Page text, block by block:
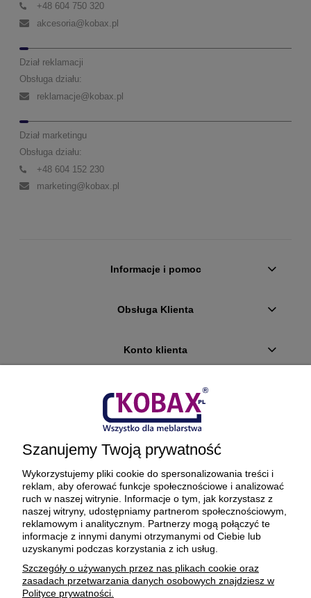
+48 604 750 320
akcesoria@kobax.pl
Dział reklamacji
Obsługa działu:
reklamacje@kobax.pl
Dział marketingu
Obsługa działu:
+48 604 152 230
marketing@kobax.pl
Informacje i pomoc
Obsługa Klienta
Konto klienta
Płatności i dostawa
Ciekawostki
O firmie
BEZPIECZNE PŁATNOŚCI ORAZ DOSTAWA
Szanujemy Twoją prywatność
Wykorzystujemy pliki cookie do spersonalizowania treści i
reklam, aby oferować funkcje społecznościowe i analizować
ruch w naszej witrynie. Informacje o tym, jak korzystasz z
naszej witryny, udostępniamy partnerom społecznościowym,
reklamowym i analitycznym. Partnerzy mogą połączyć te
informacje z innymi danymi otrzymanymi od Ciebie lub
uzyskanymi podczas korzystania z ich usług.
Szczegóły o używanych przez nas plikach cookie oraz
zasadach przetwarzania danych osobowych znajdziesz w
Polityce prywatności.